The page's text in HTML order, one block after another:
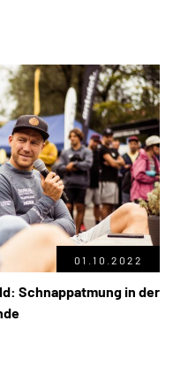
01.10.2022
Schnappatmung in der